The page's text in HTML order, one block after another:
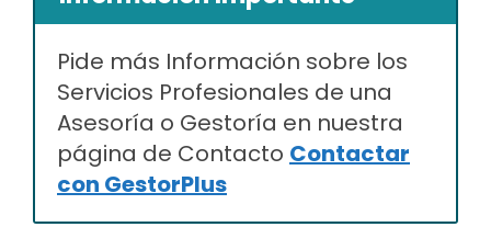
Pide más Información sobre los
Servicios Profesionales de una
Asesoría o Gestoría en nuestra
página de Contacto Contactar
con GestorPlus